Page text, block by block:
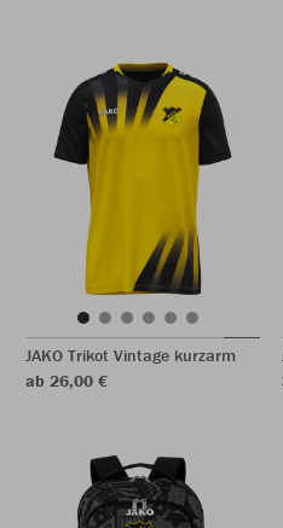
JAKO Trikot Vintage kurzarm
ab 26,00 €